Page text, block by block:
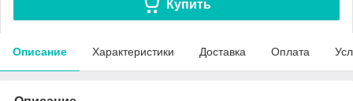
Купить
Описание Характеристики Доставка Оплата